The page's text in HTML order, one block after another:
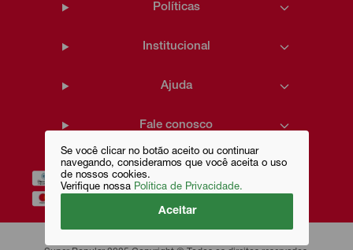
Se você clicar no botão aceito ou continuar
navegando, consideramos que você aceita o uso
de nossos cookies.
Verifique nossa Política de Privacidade.
Aceitar
Políticas
Institucional
Ajuda
Fale conosco